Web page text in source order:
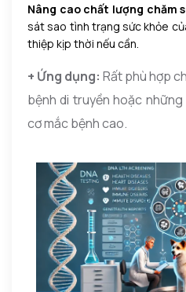
Nâng cao chất lượng chăm
sát sao tình trạng sức khỏe
thiệp kịp thời nếu cần.
+ Ứng dụng: Rất phù hợp
bệnh di truyền hoặc
cơ mắc bệnh cao.